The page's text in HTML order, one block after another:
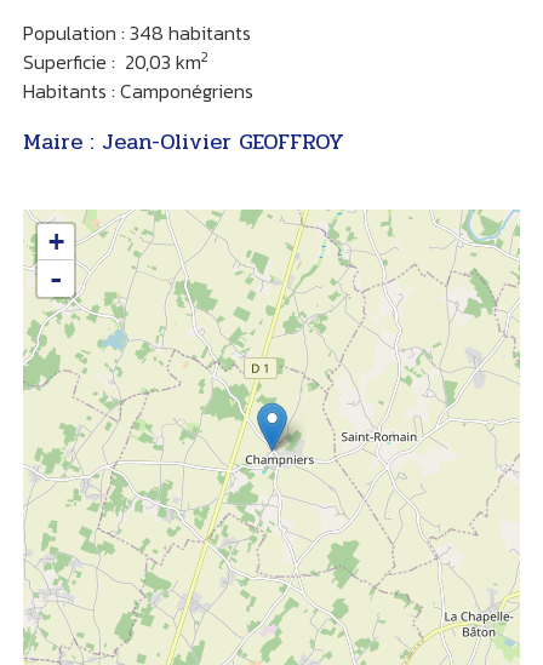
Population : 348 habitants
Superficie : 20,03 km2
Habitants : Camponégriens
Maire : Jean-Olivier GEOFFROY
+
-